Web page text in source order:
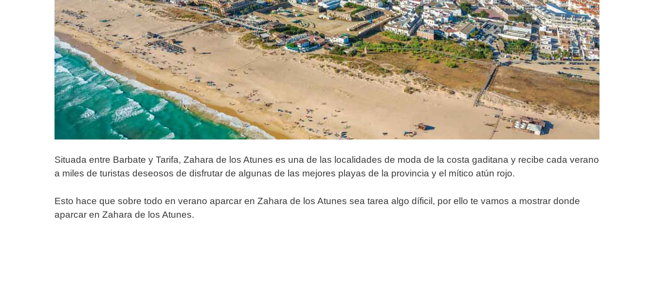
Situada entre Barbate y Tarifa, Zahara de los Atunes es una de las localidades de moda de la costa gaditana y recibe cada verano
a miles de turistas deseosos de disfrutar de algunas de las mejores playas de la provincia y el mítico atún rojo.
Esto hace que sobre todo en verano aparcar en Zahara de los Atunes sea tarea algo díficil, por ello te vamos a mostrar donde
aparcar en Zahara de los Atunes.